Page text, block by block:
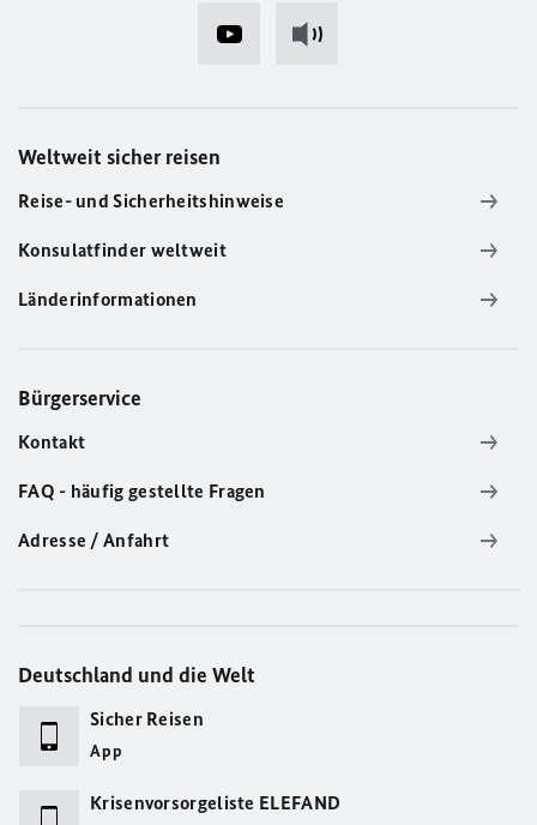
Weltweit sicher reisen
Reise- und Sicherheitshinweise
Konsulatfinder weltweit
Länderinformationen
Bürgerservice
Kontakt
FAQ - häufig gestellte Fragen
Adresse / Anfahrt
Deutschland und die Welt
Sicher Reisen
App
Krisenvorsorgeliste ELEFAND